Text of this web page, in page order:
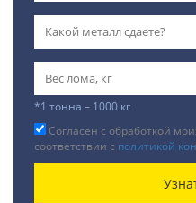
*1 тонна – 1000 кг
Согласен с обработкой
соответствии с политикой